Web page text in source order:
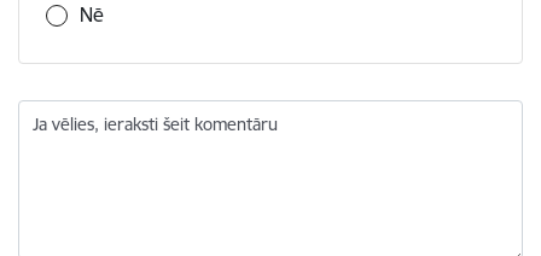
Nē
Ja vēlies, ieraksti šeit komentāru